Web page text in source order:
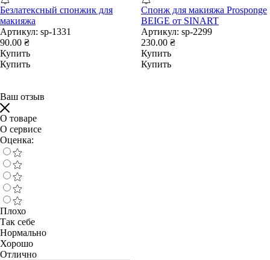
Безлатексный спонжик для
макияжа
Артикул: sp-1331
90.00 ₴
Купить
Купить
Спонж для макияжа Prosponge
BEIGE от SINART
Артикул: sp-2299
230.00 ₴
Купить
Купить
Ваш отзыв
О товаре
О сервисе
Оценка:
Плохо
Так себе
Нормально
Хорошо
Отлично